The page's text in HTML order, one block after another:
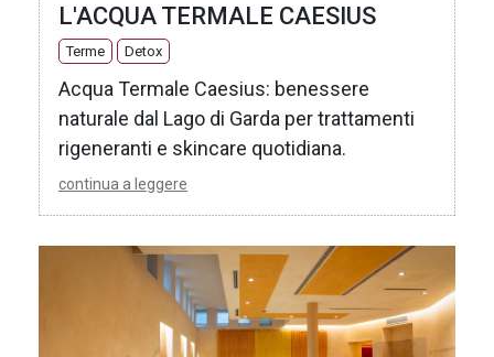
L'ACQUA TERMALE CAESIUS
Terme Detox
Acqua Termale Caesius: benessere
naturale dal Lago di Garda per trattamenti
rigeneranti e skincare quotidiana.
continua a leggere